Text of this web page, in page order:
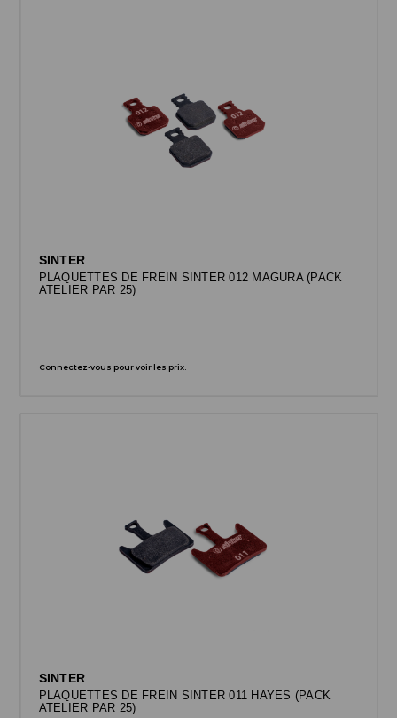
SINTER
PLAQUETTES DE FREIN SINTER 012 MAGURA (PACK
ATELIER PAR 25)
Connectez-vous pour voir les prix.
SINTER
PLAQUETTES DE FREIN SINTER 011 HAYES (PACK
ATELIER PAR 25)